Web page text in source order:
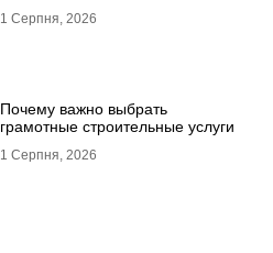
1 Серпня, 2026
Почему важно выбрать
грамотные строительные услуги
1 Серпня, 2026